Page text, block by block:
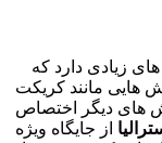
زیادی دارد که
هایی مانند کریکت
‌های دیگر اختصاص
از جایگاه ویژه